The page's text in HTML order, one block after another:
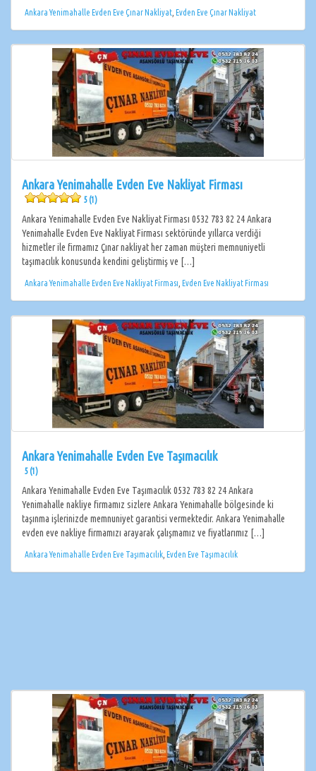
Ankara Yenimahalle Evden Eve Çınar Nakliyat Evden Eve Çınar Nakliyat
Ankara Yenimahalle Evden Eve Nakliyat Firması
5 (1)
Ankara Yenimahalle Evden Eve Nakliyat Firması 0532 783 82 24 Ankara
Yenimahalle Evden Eve Nakliyat Firması sektöründe yıllarca verdiği
hizmetler ile firmamız Çınar nakliyat her zaman müşteri memnuniyetli
taşımacılık konusunda kendini geliştirmiş ve […]
Ankara Yenimahalle Evden Eve Nakliyat Firması Evden Eve Nakliyat Firması
Ankara Yenimahalle Evden Eve Taşımacılık
5 (1)
Ankara Yenimahalle Evden Eve Taşımacılık 0532 783 82 24 Ankara
Yenimahalle nakliye firmamız sizlere Ankara Yenimahalle bölgesinde ki
taşınma işlerinizde memnuniyet garantisi vermektedir. Ankara Yenimahalle
evden eve nakliye firmamızı arayarak çalışmamız ve fiyatlarımız […]
Ankara Yenimahalle Evden Eve Taşımacılık Evden Eve Taşımacılık